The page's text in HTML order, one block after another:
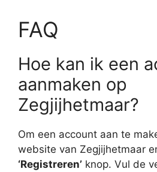
FAQ
Hoe kan ik een
aanmaken op
Zegjijhetmaar?
Om een account aan te
website van Zegjijhetmaar
‘Registreren’ knop. Vul de